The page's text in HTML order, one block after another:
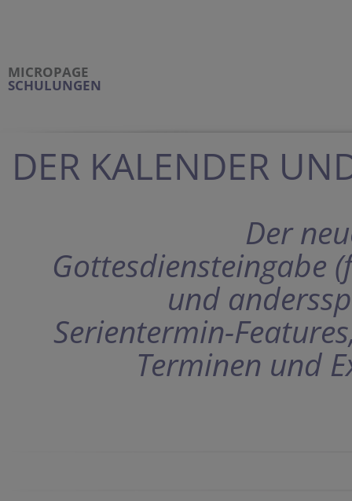
MICROPAGE
SCHULUNGEN
DER KALENDER
Der
Gottesdiensteingabe
und
Serientermin-
Terminen und